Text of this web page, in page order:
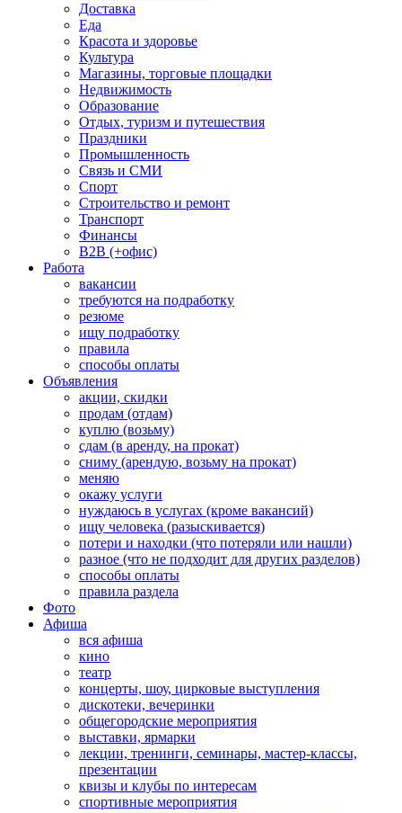
Доставка
Еда
Красота и здоровье
Культура
Магазины, торговые площадки
Недвижимость
Образование
Отдых, туризм и путешествия
Праздники
Промышленность
Связь и СМИ
Спорт
Строительство и ремонт
Транспорт
Финансы
B2B (+офис)
Работа
вакансии
требуются на подработку
резюме
ищу подработку
правила
способы оплаты
Объявления
акции, скидки
продам (отдам)
куплю (возьму)
сдам (в аренду, на прокат)
сниму (арендую, возьму на прокат)
меняю
окажу услуги
нуждаюсь в услугах (кроме вакансий)
ищу человека (разыскивается)
потери и находки (что потеряли или нашли)
разное (что не подходит для других разделов)
способы оплаты
правила раздела
Фото
Афиша
вся афиша
кино
театр
концерты, шоу, цирковые выступления
дискотеки, вечеринки
общегородские мероприятия
выставки, ярмарки
лекции, тренинги, семинары, мастер-классы,
презентации
квизы и клубы по интересам
спортивные мероприятия